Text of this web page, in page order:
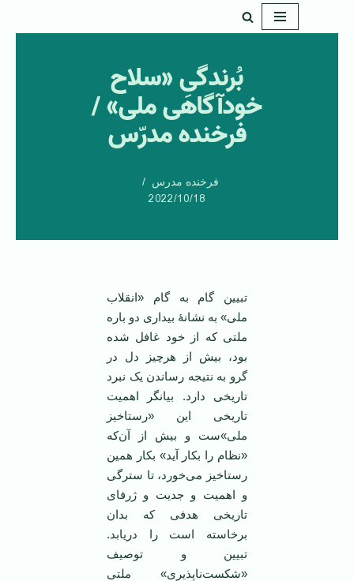
بُرندگیِ «سلاح
خودآگاهی ملی» /
فرخنده مدرّس
فرخنده مدرس
2022/10/18
تبیین گام به گام «انقلاب
ملی» به نشانۀ بیداری دو باره
ملتی‌ که از خود غافل شده
بود، بیش از هرچیز دل در
گرو به نتیجه رساندن یک نبرد
تاریخی‌ دارد. بیانگر اهمیت
تاریخی این «رستاخیز
ملی»ست و بیش از آن‌که
«نظام را بکار آید» بکار همین
رستاخیز می‌خورد، تا سترگی
و اهمیت و جدیت و ژرفای
تاریخی هدفی که بدان
برخاسته است را دریابد.
تبیین و توصیف
«شکست‌ناپذیری» ملتی